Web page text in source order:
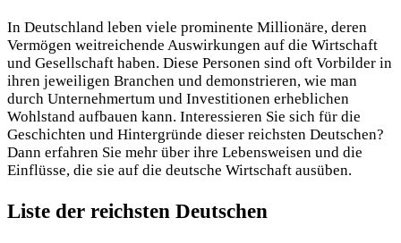
In Deutschland leben viele prominente Millionäre, deren
Vermögen weitreichende Auswirkungen auf die Wirtschaft
und Gesellschaft haben. Diese Personen sind oft Vorbilder in
ihren jeweiligen Branchen und demonstrieren, wie man
durch Unternehmertum und Investitionen erheblichen
Wohlstand aufbauen kann. Interessieren Sie sich für die
Geschichten und Hintergründe dieser reichsten Deutschen?
Dann erfahren Sie mehr über ihre Lebensweisen und die
Einflüsse, die sie auf die deutsche Wirtschaft ausüben.
Liste der reichsten Deutschen